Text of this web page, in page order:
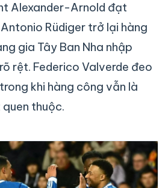
Alexander-Arnold đạt
Rüdiger trở lại hàng
gia Tây Ban Nha nhập
rệt. Federico Valverde đeo
khi hàng công vẫn là
thuộc.